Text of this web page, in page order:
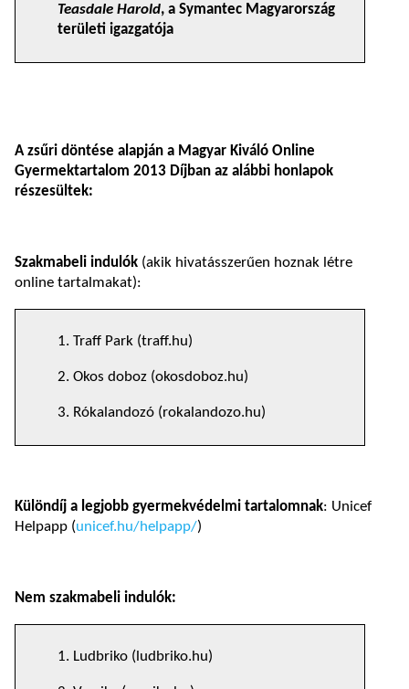
Teasdale Harold, a Symantec Magyarország
területi igazgatója
A zsűri döntése alapján a Magyar Kiváló Online
Gyermektartalom 2013 Díjban az alábbi honlapok
részesültek:
Szakmabeli indulók (akik hivatásszerűen hoznak létre
online tartalmakat):
1. Traff Park (traff.hu)
2. Okos doboz (okosdoboz.hu)
3. Rókalandozó (rokalandozo.hu)
Különdíj a legjobb gyermekvédelmi tartalomnak: Unicef
Helpapp (unicef.hu/helpapp/)
Nem szakmabeli indulók:
1. Ludbriko (ludbriko.hu)